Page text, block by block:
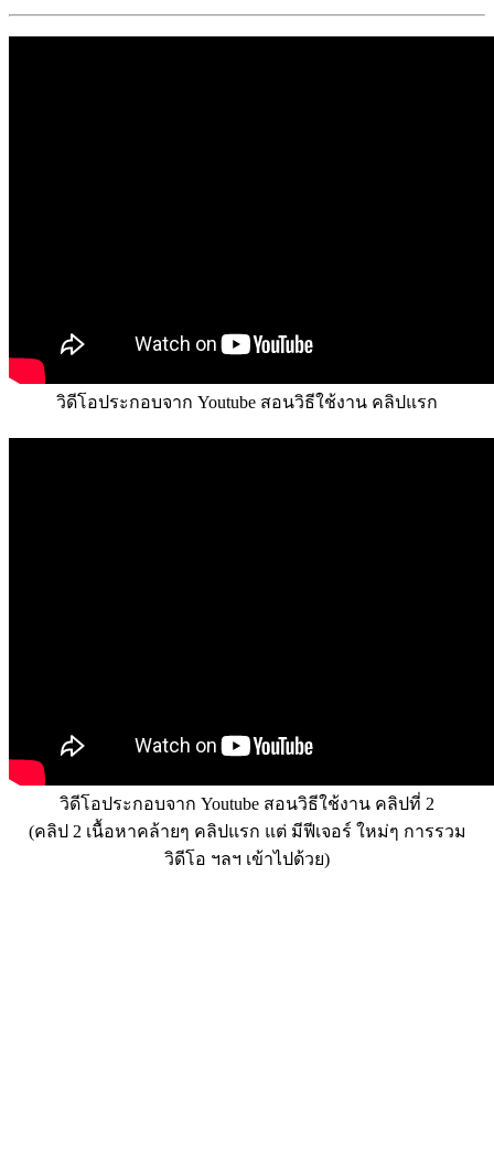
วิดีโอประกอบจาก Youtube สอนวิธีใช้งาน คลิปแรก
วิดีโอประกอบจาก Youtube สอนวิธีใช้งาน คลิปที่ 2
(คลิป 2 เนื้อหาคล้ายๆ คลิปแรก แต่ มีฟีเจอร์ ใหม่ๆ การรวม
วิดีโอ ฯลฯ เข้าไปด้วย)